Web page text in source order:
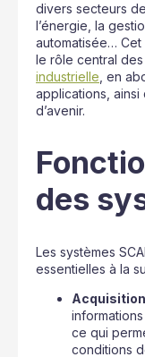
divers secteurs
l’énergie, la
automatisée…
le rôle central des
industrielle , en
applications,
d’avenir.
des
Les systèmes
essentielles à la
ce qui
conditions